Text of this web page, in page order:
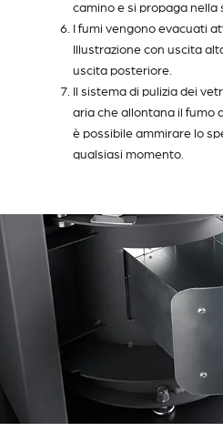
camino e si propaga nella
I fumi vengono evacuati
Illustrazione con uscita
uscita posteriore.
Il sistema di pulizia dei
aria che allontana il fumo
è possibile ammirare lo
qualsiasi momento.